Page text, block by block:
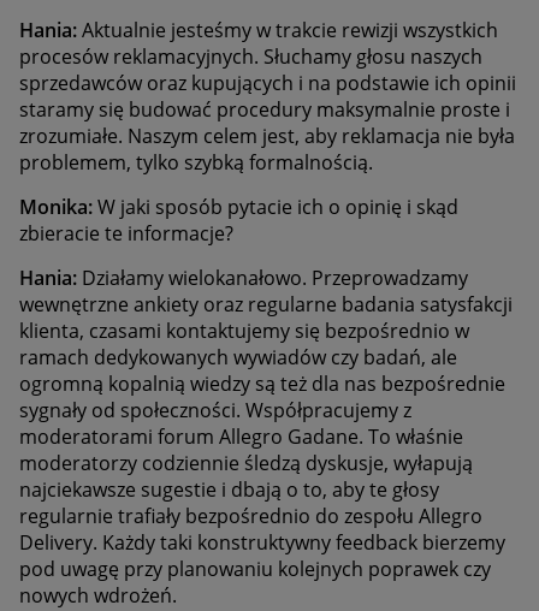
Hania:Aktualnie jesteśmy w trakcie rewizji wszystkich
procesów reklamacyjnych. Słuchamy głosu naszych
sprzedawców oraz kupujących i na podstawie ich opinii
staramy się budować procedury maksymalnie proste i
zrozumiałe. Naszym celem jest, aby reklamacja nie była
problemem, tylko szybką formalnością.
Monika:W jaki sposób pytacie ich o opinię i skąd
zbieracie te informacje?
Hania: Działamy wielokanałowo. Przeprowadzamy
wewnętrzne ankiety oraz regularne badania satysfakcji
klienta, czasami kontaktujemy się bezpośrednio w
ramach dedykowanych wywiadów czy badań, ale
ogromną kopalnią wiedzy są też dla nas bezpośrednie
sygnały od społeczności. Współpracujemy z
moderatorami forum Allegro Gadane. To właśnie
moderatorzy codziennie śledzą dyskusje, wyłapują
najciekawsze sugestie i dbają o to, aby te głosy
regularnie trafiały bezpośrednio do zespołu Allegro
Delivery. Każdy taki konstruktywny feedback bierzemy
pod uwagę przy planowaniu kolejnych poprawek czy
nowych wdrożeń.